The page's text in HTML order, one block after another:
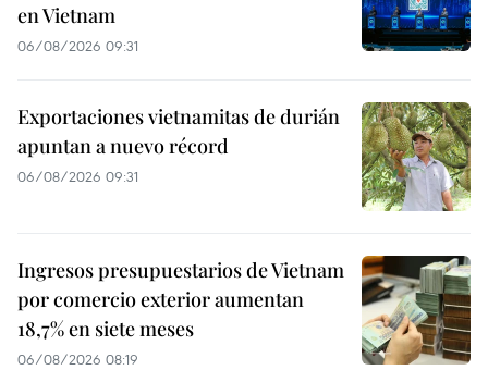
en Vietnam
06/08/2026 09:31
Exportaciones vietnamitas de durián
apuntan a nuevo récord
06/08/2026 09:31
Ingresos presupuestarios de Vietnam
por comercio exterior aumentan
18,7% en siete meses
06/08/2026 08:19